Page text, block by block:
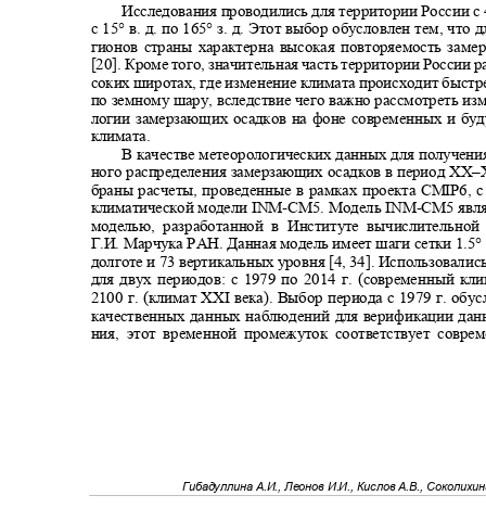
Исследования проводились для территории России с
с 15° в. д. по 165° з. д. Этот выбор обусловлен тем, что
гионов страны характерна высокая повторяемость
[20]. Кроме того, значительная часть территории России
соких широтах, где изменение климата происходит
по земному шару, вследствие чего важно рассмотреть
логии замерзающих осадков на фоне современных и
климата.
В качестве метеорологических данных для
ного распределения замерзающих осадков в период
браны расчеты, проведенные в рамках проекта CMIP6,
климатической модели INM-CM5. МодельINM-CM5
моделью, разработанной в Институте
Г.И. Марчука РАН. Данная модель имеет шаги сетки
долготе и 73 вертикальных уровня [4, 34].
для двух периодов: с 1979 по 2014 г. (современный
2100 г. (климатXXI века). Выбор периода с 1979 г.
качественных данных наблюдений для верификации
ния, этот временной промежуток соответствует
Гибадуллина А.И., Леонов И.И., Кислов А.В.,